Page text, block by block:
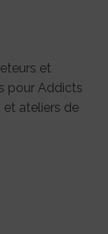
et
pour Addicts
et ateliers de